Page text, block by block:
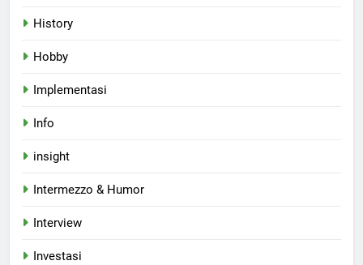
History
Hobby
Implementasi
Info
insight
Intermezzo & Humor
Interview
Investasi